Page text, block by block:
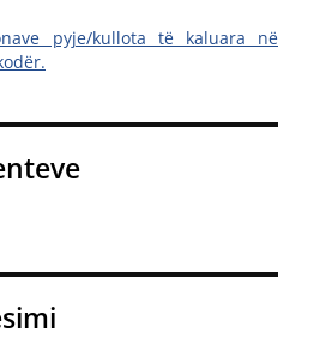
pyje/kullota të kaluara në